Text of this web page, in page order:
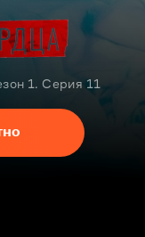
1. Серия 11